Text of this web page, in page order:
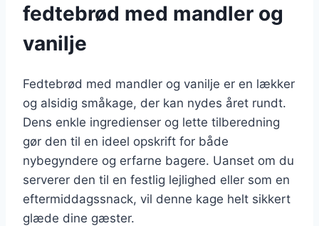
fedtebrød med mandler og
vanilje
Fedtebrød med mandler og vanilje er en lækker
og alsidig småkage, der kan nydes året rundt.
Dens enkle ingredienser og lette tilberedning
gør den til en ideel opskrift for både
nybegyndere og erfarne bagere. Uanset om du
serverer den til en festlig lejlighed eller som en
eftermiddagssnack, vil denne kage helt sikkert
glæde dine gæster.